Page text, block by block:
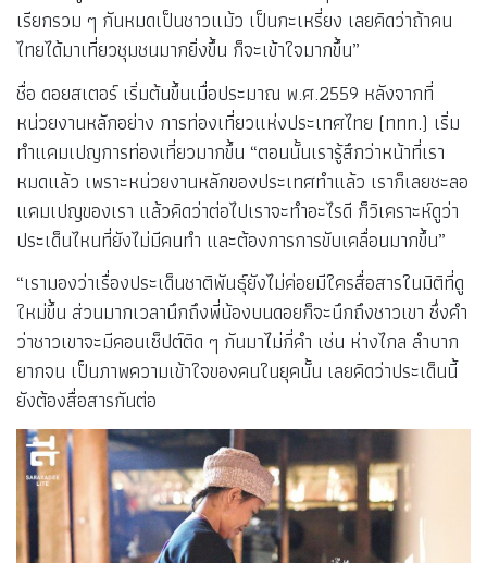
เรียกรวม ๆ กันหมดเป็นชาวแม้ว เป็นกะเหรี่ยง เลยคิดว่าถ้าคน
ไทยได้มาเที่ยวชุมชนมากยิ่งขึ้น ก็จะเข้าใจมากขึ้น”
ชื่อ ดอยสเตอร์ เริ่มต้นขึ้นเมื่อประมาณ พ.ศ.2559 หลังจากที่
หน่วยงานหลักอย่าง การท่องเที่ยวแห่งประเทศไทย (ททท.) เริ่ม
ทำแคมเปญการท่องเที่ยวมากขึ้น “ตอนนั้นเรารู้สึกว่าหน้าที่เรา
หมดแล้ว เพราะหน่วยงานหลักของประเทศทำแล้ว เราก็เลยชะลอ
แคมเปญของเรา แล้วคิดว่าต่อไปเราจะทำอะไรดี ก็วิเคราะห์ดูว่า
ประเด็นไหนที่ยังไม่มีคนทำ และต้องการการขับเคลื่อนมากขึ้น”
“เรามองว่าเรื่องประเด็นชาติพันธุ์ยังไม่ค่อยมีใครสื่อสารในมิติที่ดู
ใหม่ขึ้น ส่วนมากเวลานึกถึงพี่น้องบนดอยก็จะนึกถึงชาวเขา ซึ่งคำ
ว่าชาวเขาจะมีคอนเซ็ปต์ติด ๆ กันมาไม่กี่คำ เช่น ห่างไกล ลำบาก
ยากจน เป็นภาพความเข้าใจของคนในยุคนั้น เลยคิดว่าประเด็นนี้
ยังต้องสื่อสารกันต่อ